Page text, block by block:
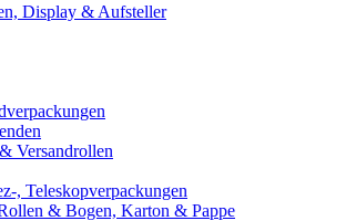
Display & Aufsteller
Versandrollen
, Teleskopverpackungen
& Bogen, Karton & Pappe